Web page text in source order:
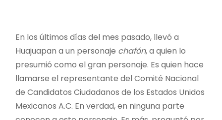
En los últimos días del mes pasado, llevó a
Huajuapan a un personaje chafón, a quien lo
presumió como el gran personaje. Es quien hace
llamarse el representante del Comité Nacional
de Candidatos Ciudadanos de los Estados Unidos
Mexicanos A.C. En verdad, en ninguna parte